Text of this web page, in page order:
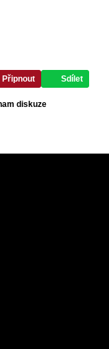
Připnout Sdílet